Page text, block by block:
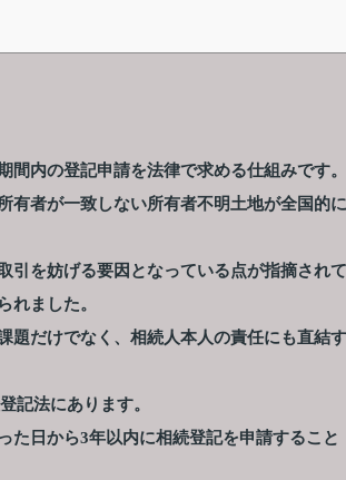
間内の登記申請を法律で求める仕組みです。
有者が一致しない所有者不明土地が全国的に
引を妨げる要因となっている点が指摘されて
れました。
題だけでなく、相続人本人の責任にも直結す
記法にあります。
た日から3年以内に相続登記を申請すること